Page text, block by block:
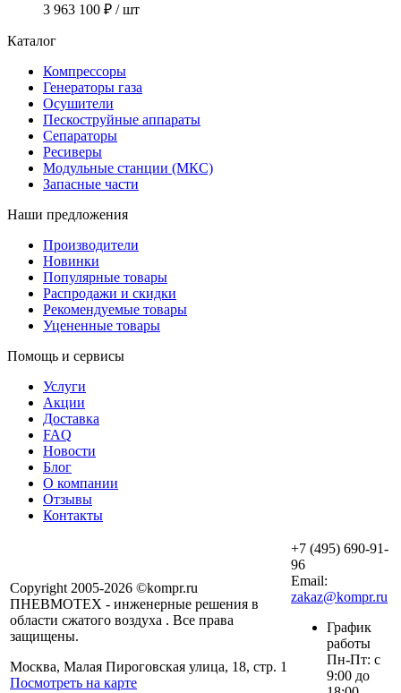
3 963 100 ₽ / шт
Каталог
Компрессоры
Генераторы газа
Осушители
Пескоструйные аппараты
Сепараторы
Ресиверы
Модульные станции (МКС)
Запасные части
Наши предложения
Производители
Новинки
Популярные товары
Распродажи и скидки
Рекомендуемые товары
Уцененные товары
Помощь и сервисы
Услуги
Акции
Доставка
FAQ
Новости
Блог
О компании
Отзывы
Контакты
Copyright 2005-2026 ©kompr.ru
ПНЕВМОТЕХ - инженерные решения в
области сжатого воздуха . Все права
защищены.
Москва, Малая Пироговская улица, 18, стр. 1
Посмотреть на карте
+7 (495) 690-91-
96
Email:
zakaz@kompr.ru
График
работы
Пн-Пт: с
9:00 до